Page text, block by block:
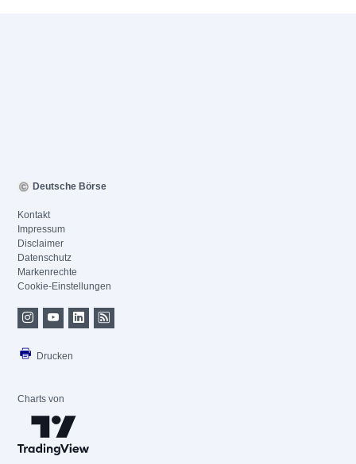
Deutsche Börse
Kontakt
Impressum
Disclaimer
Datenschutz
Markenrechte
Cookie-Einstellungen
Drucken
Charts von